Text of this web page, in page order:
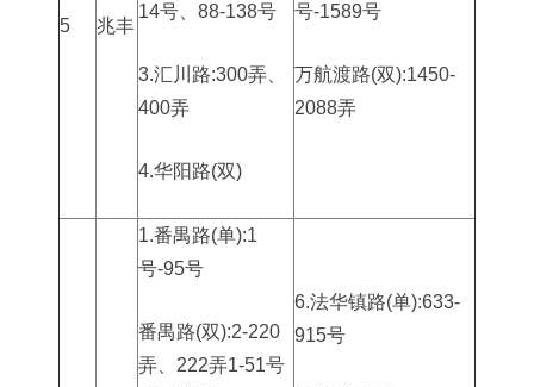
5 兆丰
14号、88-138号
3.汇川路:300弄、
400弄
4.华阳路(双)
号-1589号
万航渡路(双):1450-
2088弄
1.番禺路(单):1
号-95号
番禺路(双):2-220
弄、222弄1-51号
6.法华镇路(单):633-
915号